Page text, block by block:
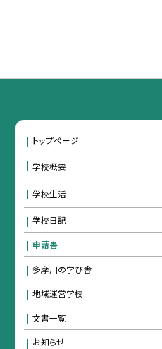
トップページ
学校概要
学校生活
学校日記
申請書
多摩川の学び舎
地域運営学校
文書一覧
お知らせ